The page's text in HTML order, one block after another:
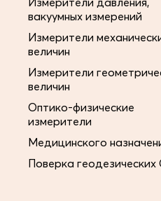
вакуумных измерений
Измерители
величин
Измерители
величин
Оптико-физические
измерители
Медицинского
Поверка геодезических